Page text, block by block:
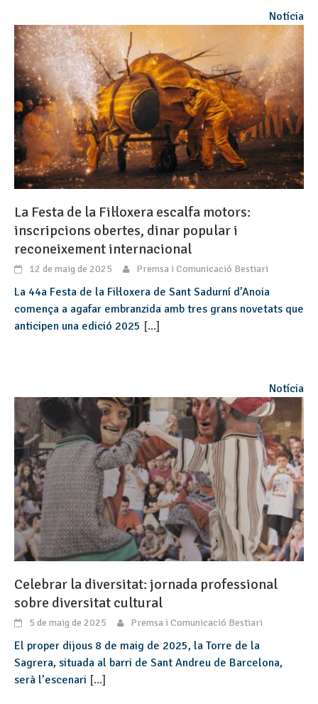
Notícia
La Festa de la Fil·loxera escalfa motors:
inscripcions obertes, dinar popular i
reconeixement internacional
12 de maig de 2025 Premsa i Comunicació Bestiari
La 44a Festa de la Fil·loxera de Sant Sadurní d’Anoia
comença a agafar embranzida amb tres grans novetats que
anticipen una edició 2025 [...]
Notícia
Celebrar la diversitat: jornada professional
sobre diversitat cultural
5 de maig de 2025 Premsa i Comunicació Bestiari
​El proper dijous 8 de maig de 2025, la Torre de la
Sagrera, situada al barri de Sant Andreu de Barcelona,
serà l’escenari [...]